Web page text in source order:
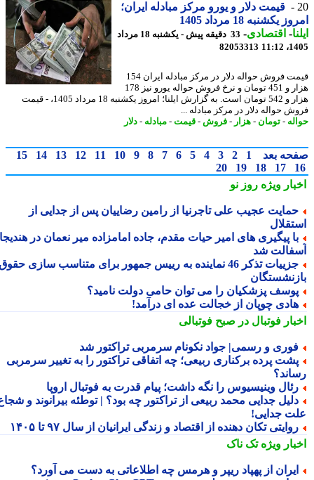
قیمت دلار و یورو مرکز مبادله ایران؛
یکشنبه 18 مرداد 1405
-اقتصادی-
33 دقیقه پیش - یکشنبه 18 مرداد
82053313
قیمت فروش حواله دلار در مرکز مبادله ایران 154
هزار و 451 تومان و نرخ فروش حواله یورو نیز 178
هزار و 542 تومان است. به گزارش ایلنا؛ امروز یکشنبه 18 مرداد 1405، - قیمت
حواله دلار در مرکز مبادله ...
- تومان-هزار - فروش -قیمت-مبادله-دلار
بعد 1
2
3
4
5
6
7
8
9
10
11
12
13
14
15
17
18
19
20
ویژهروز نو
عجیب علی تاجرنیا از رامین رضاییان پس از جدایی از
پیگیری های امیر حیات مقدم، جاده امامزاده میر نعمان در هندیجان
شد
جزییات تذکر 46 نماینده به رییس جمهور برای متناسب سازی حقوق
پزشکیان را می توان حامی دولت نامید؟
چوپان از خجالت عده ای درآمد!
فوتبال در صبح فوتبالی
و رسمی| جواد نکونام سرمربی تراکتور شد
پرده برکناری ربیعی؛ چه اتفاقی تراکتور را به تغییر سرمربی
وینیسیوس را نگه داشت؛ پیام قدرت به فوتبال اروپا
جدایی محمد ربیعی از تراکتور چه بود؟ | توطئه بیرانوند و شجاع
جدایی!
تکان دهنده از اقتصاد و زندگی ایرانیان از سال ۹۷ تا ۱۴۰۵
ویژهتک ناک
از پهپاد ریپر و هرمس چه اطلاعاتی به دست می آورد؟